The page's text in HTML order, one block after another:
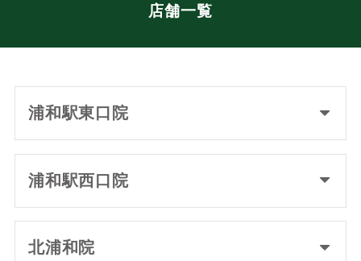
店舗一覧
浦和駅東口院
浦和駅西口院
北浦和院